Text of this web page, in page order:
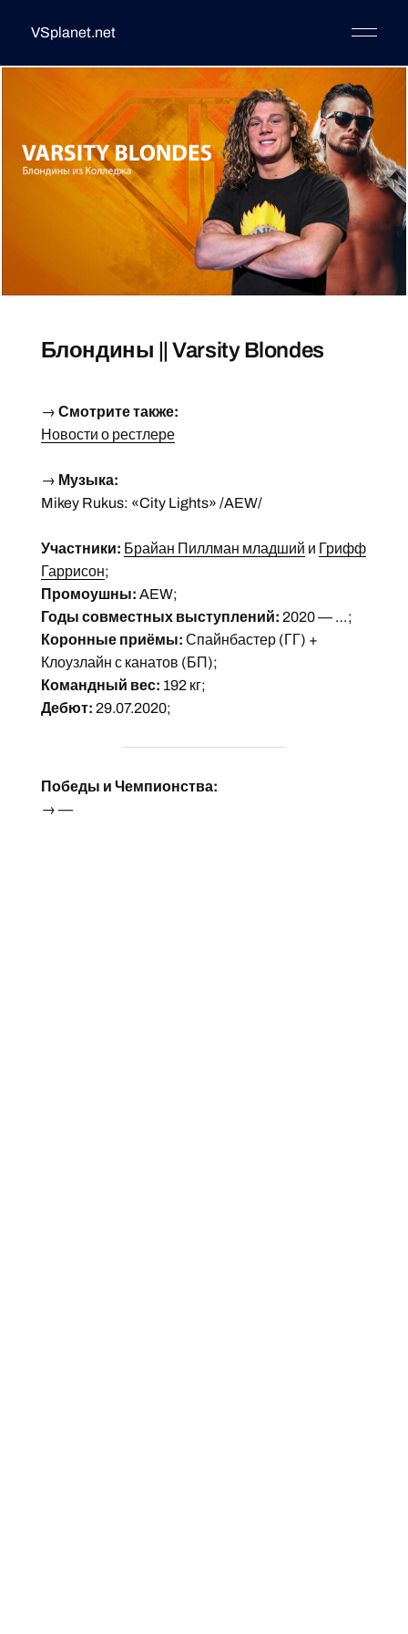
VSplanet.net
Блондины || Varsity Blondes
→ Смотрите также:
Новости о рестлере
→ Музыка:
Mikey Rukus: «City Lights» /AEW/
Участники: Брайан Пиллман младший и Грифф
Гаррисон;
Промоушны: AEW;
Годы совместных выступлений: 2020 — …;
Коронные приёмы: Спайнбастер (ГГ) +
Клоузлайн с канатов (БП);
Командный вес: 192 кг;
Дебют: 29.07.2020;
Победы и Чемпионства:
→ —